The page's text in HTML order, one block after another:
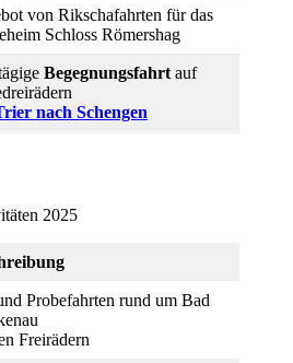
von Rikschafahrten für das
Schloss Römershag
Begegnungsfahrt auf
nach Schengen
2025
Probefahrten rund um Bad
Freirädern